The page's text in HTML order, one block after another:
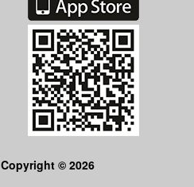
Copyright © 2026